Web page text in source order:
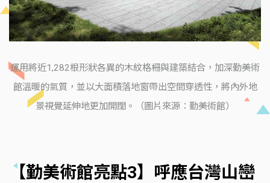
運用將近1,282根形狀各異的木紋格柵與建築結合，加深勤美術
館溫暖的氣質，並以大面積落地窗帶出空間穿透性，將內外地
景視覺延伸地更加開闊。（圖片來源：勤美術館）
【勤美術館亮點3】呼應台灣山巒